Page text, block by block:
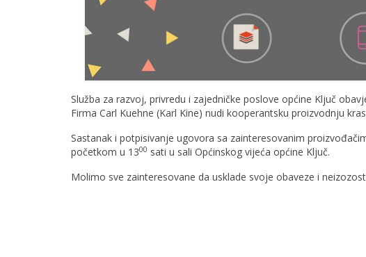
Služba za razvoj, privredu i zajedničke poslove općine Ključ
Firma Carl Kuehne (Karl Kine) nudi kooperantsku proizvodnju
Sastanak i potpisivanje ugovora sa zainteresovanim
početkom u 1300 sati u sali Općinskog vijeća općine Ključ.
Molimo sve zainteresovane da usklade svoje obaveze i